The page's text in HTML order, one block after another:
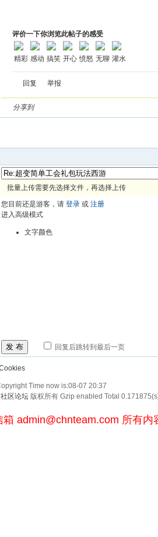
评价一下你浏览此帖子的感受
精彩 感动 搞笑 开心 愤怒 无聊 灌水
回复 举报
分享到
批量上传需要先选择文件，再选择上传
您目前还是游客，请 登录 或 注册
进入高级模式
文字颜色
发 布 回复后跳转到最后一页
Time now is:08-07 20:37
区论坛 版权所有 Gzip enabled Total
箱 admin@chnteam.com 所有内